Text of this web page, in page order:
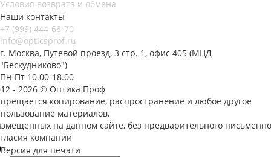
Условия возврата и обмена
Наши контакты
+7 (999) 444-68-70
info@opticsprof.ru
г. Москва, Путевой проезд, 3 стр. 1, офис 405 (МЦД
"Бескудниково")
Пн-Пт 10.00-18.00
- 2026 © Оптика Проф
копирование, распространение и любое другое
материалов,
на данном сайте, без предварительного
компании
Версия для печати